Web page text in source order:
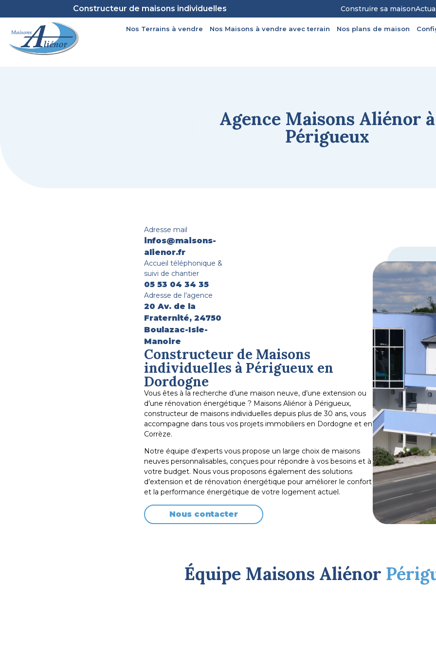
Constructeur de maisons individuelles Construire sa maison
Nos Terrains à vendre Nos Maisons à vendre avec terrain Nos plans de maison
Agence Maisons Aliénor à
Périgueux
Adresse mail
infos@maisons-
alienor.fr
Accueil téléphonique &
suivi de chantier
05 53 04 34 35
Adresse de l’agence
20 Av. de la
Fraternité, 24750
Boulazac-Isle-
Manoire
Constructeur de Maisons
individuelles à Périgueux en
Dordogne
Vous êtes à la recherche d’une maison neuve, d’une extension ou
d’une rénovation énergétique ? Maisons Aliénor à Périgueux,
constructeur de maisons individuelles depuis plus de 30 ans, vous
accompagne dans tous vos projets immobiliers en Dordogne et en
Corrèze.
Notre équipe d’experts vous propose un large choix de maisons
neuves personnalisables, conçues pour répondre à vos besoins et à
votre budget. Nous vous proposons également des solutions
d’extension et de rénovation énergétique pour améliorer le confort
et la performance énergétique de votre logement actuel.
Nous contacter
Équipe Maisons Aliénor